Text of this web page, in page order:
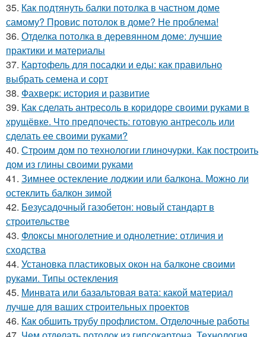
35. Как подтянуть балки потолка в частном доме
самому? Провис потолок в доме? Не проблема!
36. Отделка потолка в деревянном доме: лучшие
практики и материалы
37. Картофель для посадки и еды: как правильно
выбрать семена и сорт
38. Фахверк: история и развитие
39. Как сделать антресоль в коридоре своими руками в
хрущёвке. Что предпочесть: готовую антресоль или
сделать ее своими руками?
40. Строим дом по технологии глиночурки. Как построить
дом из глины своими руками
41. Зимнее остекление лоджии или балкона. Можно ли
остеклить балкон зимой
42. Безусадочный газобетон: новый стандарт в
строительстве
43. Флоксы многолетние и однолетние: отличия и
сходства
44. Установка пластиковых окон на балконе своими
руками. Типы остекления
45. Минвата или базальтовая вата: какой материал
лучше для ваших строительных проектов
46. Как обшить трубу профлистом. Отделочные работы